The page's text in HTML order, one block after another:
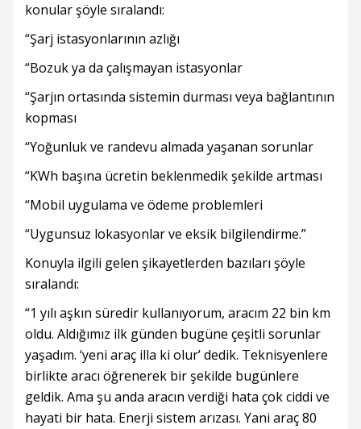
konular şöyle sıralandı:
“Şarj istasyonlarının azlığı
“Bozuk ya da çalışmayan istasyonlar
“Şarjın ortasında sistemin durması veya bağlantının
kopması
“Yoğunluk ve randevu almada yaşanan sorunlar
“KWh başına ücretin beklenmedik şekilde artması
“Mobil uygulama ve ödeme problemleri
“Uygunsuz lokasyonlar ve eksik bilgilendirme.”
Konuyla ilgili gelen şikayetlerden bazıları şöyle
sıralandı:
“1 yılı aşkın süredir kullanıyorum, aracım 22 bin km
oldu. Aldığımız ilk günden bugüne çeşitli sorunlar
yaşadım. ‘yeni araç illa ki olur’ dedik. Teknisyenlere
birlikte aracı öğrenerek bir şekilde bugünlere
geldik. Ama şu anda aracın verdiği hata çok ciddi ve
hayati bir hata. Enerji sistem arızası. Yani araç 80